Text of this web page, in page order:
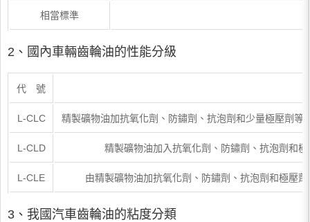
相當標準
2、國內車輛齒輪油的性能分級
代 號
L-CLC 精製礦物油加抗氧化劑、防鏽劑、抗泡劑和少量極壓劑
L-CLD 精製礦物油加入抗氧化劑、防鏽劑、抗泡劑和
L-CLE 由精製礦物油加抗氧化劑、防鏽劑、抗泡劑和極壓
3、我國汽車齒輪油的粘度分類